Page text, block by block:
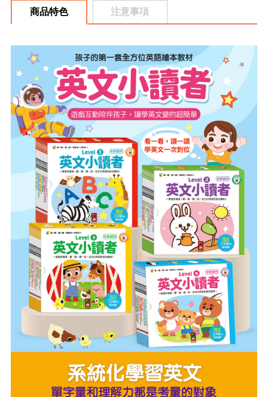
商品特色 注意事項